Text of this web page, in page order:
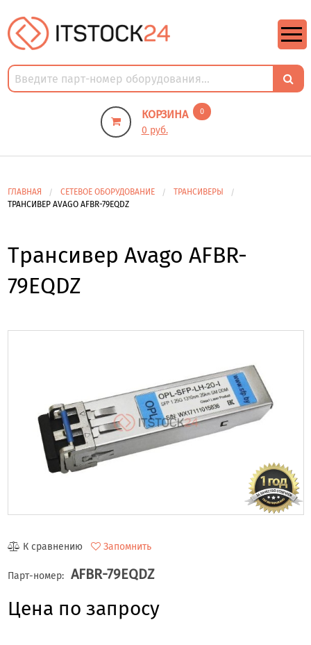
КОРЗИНА 0
0 руб.
ГЛАВНАЯ СЕТЕВОЕ ОБОРУДОВАНИЕ
ТРАНСИВЕРЫ
ТРАНСИВЕР AVAGO AFBR-79EQDZ
Трансивер Avago AFBR-
79EQDZ
К сравнению Запомнить
Парт-номер: AFBR-79EQDZ
Цена по запросу